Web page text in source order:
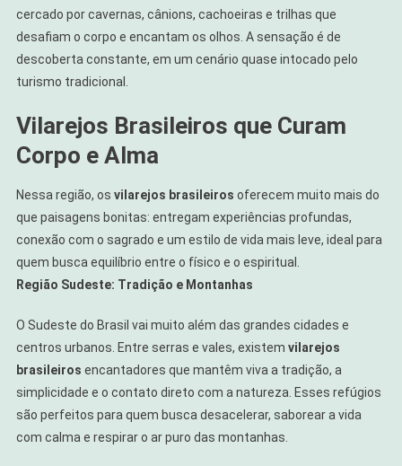
cercado por cavernas, cânions, cachoeiras e trilhas que
desafiam o corpo e encantam os olhos. A sensação é de
descoberta constante, em um cenário quase intocado pelo
turismo tradicional.
Vilarejos Brasileiros que Curam
Corpo e Alma
Nessa região, os vilarejos brasileiros oferecem muito mais do
que paisagens bonitas: entregam experiências profundas,
conexão com o sagrado e um estilo de vida mais leve, ideal para
quem busca equilíbrio entre o físico e o espiritual.
Região Sudeste: Tradição e Montanhas
O Sudeste do Brasil vai muito além das grandes cidades e
centros urbanos. Entre serras e vales, existem vilarejos
brasileiros encantadores que mantêm viva a tradição, a
simplicidade e o contato direto com a natureza. Esses refúgios
são perfeitos para quem busca desacelerar, saborear a vida
com calma e respirar o ar puro das montanhas.